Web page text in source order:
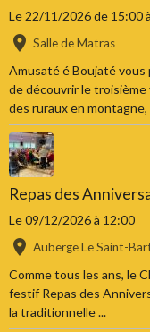
Le 22/11/2026de 15:00
Salle de Matras
Amusaté é Boujaté vous
de découvrir le
des ruraux en montagne,
Repas des
Le 09/12/2026à 12:00
Auberge Le Saint-
Comme tous les ans, le
festif Repas des
la traditionnelle ...